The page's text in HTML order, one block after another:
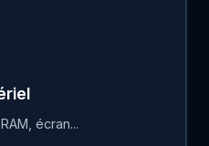
écran...